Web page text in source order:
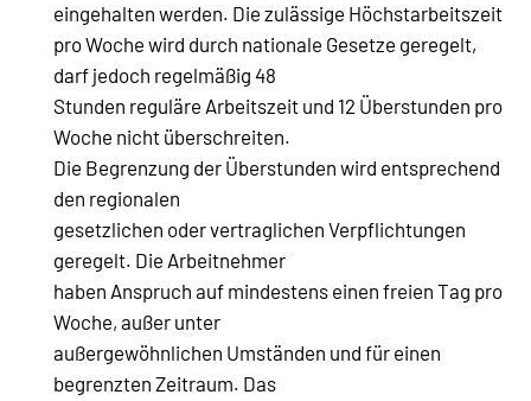
eingehalten werden. Die zulässige Höchstarbeitszeit
pro Woche wird durch nationale Gesetze geregelt,
darf jedoch regelmäßig 48
Stunden reguläre Arbeitszeit und 12 Überstunden pro
Woche nicht überschreiten.
Die Begrenzung der Überstunden wird entsprechend
den regionalen
gesetzlichen oder vertraglichen Verpflichtungen
geregelt. Die Arbeitnehmer
haben Anspruch auf mindestens einen freien Tag pro
Woche, außer unter
außergewöhnlichen Umständen und für einen
begrenzten Zeitraum. Das